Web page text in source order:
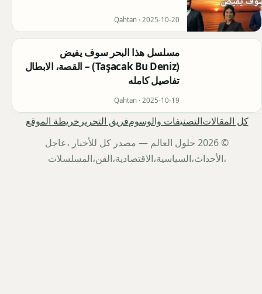
Qahtan · 2025-10-20
مسلسل هذا البحر سوف يفيض
(Taşacak Bu Deniz) – القصة، الابطال
تفاصيل كامله
Qahtan · 2025-10-19
كل المقالاتالتصنيفات والوسومفريق التحرير خريطة الموقع
© 2026 حلول العالم — مصدر كل للأخبار ،عاجل
،الأحداث،السياسية،الاقتصادية،الفن،المسلسلات